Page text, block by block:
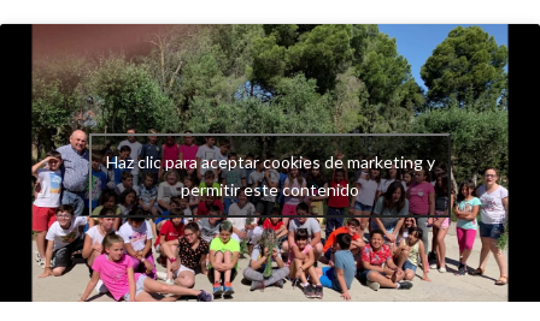
Haz clic para aceptar cookies de marketing y
permitir este contenido